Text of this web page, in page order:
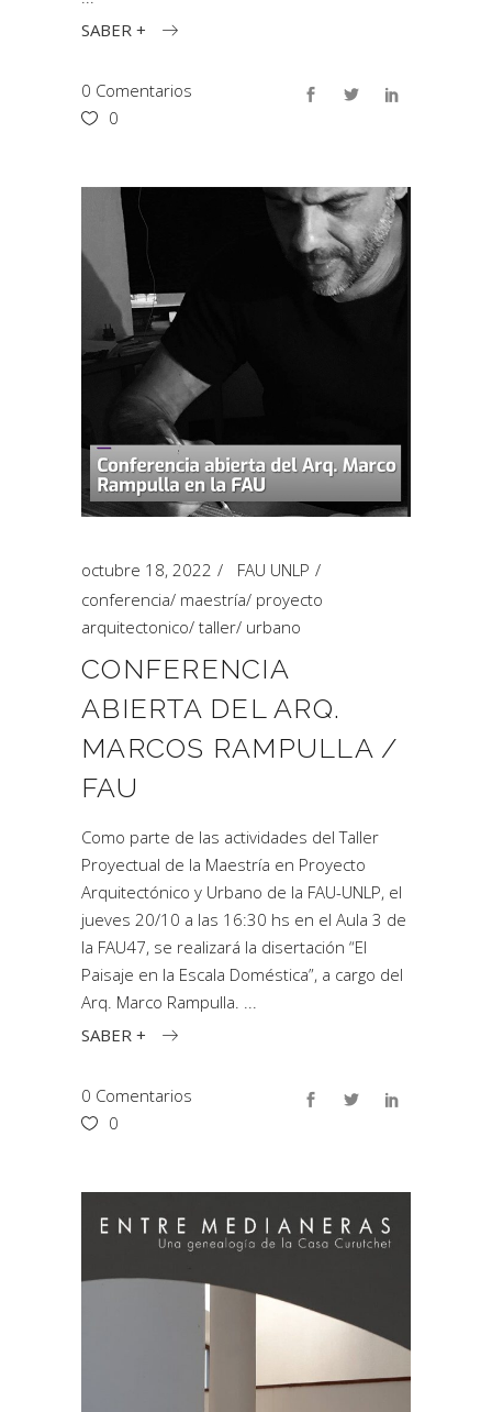
SABER +
0 Comentarios
0
octubre 18, 2022
FAU UNLP
conferencia/ maestría/ proyecto
arquitectonico/ taller/ urbano
CONFERENCIA
ABIERTA DEL ARQ.
MARCOS RAMPULLA /
FAU
Como parte de las actividades del Taller
Proyectual de la Maestría en Proyecto
Arquitectónico y Urbano de la FAU-UNLP, el
jueves 20/10 a las 16:30 hs en el Aula 3 de
la FAU47, se realizará la disertación “El
Paisaje en la Escala Doméstica”, a cargo del
Arq. Marco Rampulla.
SABER +
0 Comentarios
0